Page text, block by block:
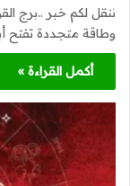
وطاقة متجددة تفتح
أكمل القراءة »